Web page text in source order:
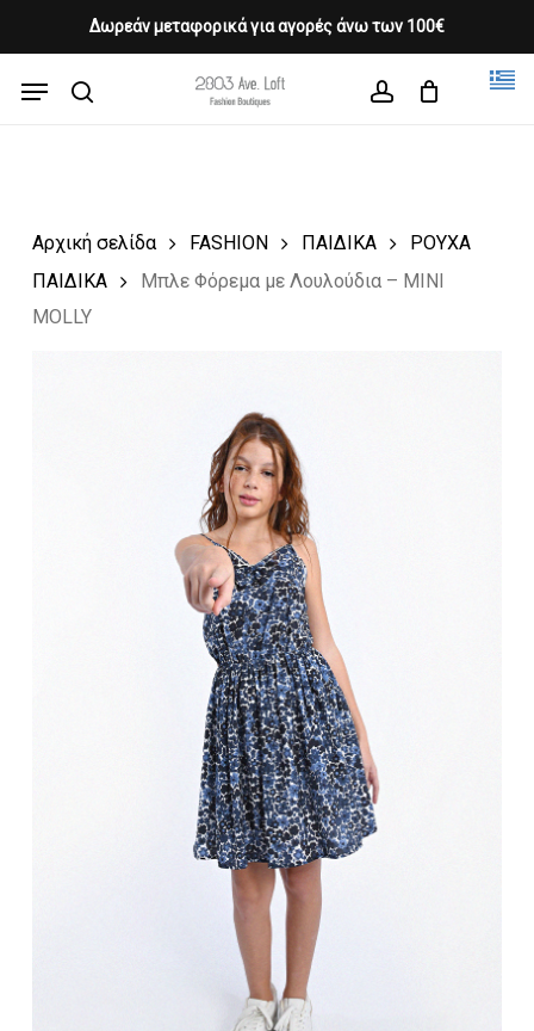
Δωρεάν μεταφορικά για αγορές άνω των 100€
content
Menu
Cart CLOSE
CART
Αρχική σελίδα FASHION ΠΑΙΔΙΚΑ
ΡΟΥΧΑ
ΠΑΙΔΙΚΑ
Μπλε Φόρεμα με Λουλούδια – MINI
MOLLY
Close